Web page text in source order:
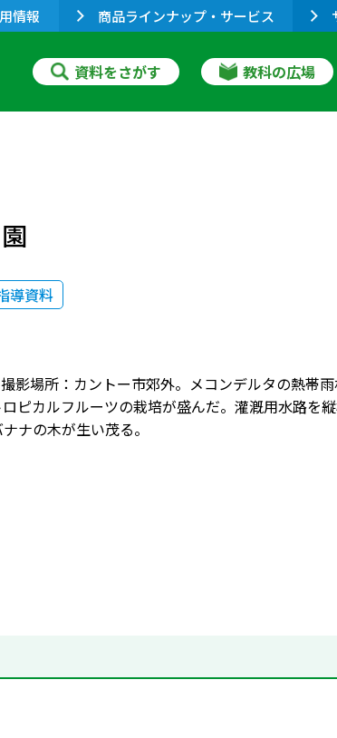
情報 商品ラインナップ・サービス
資料をさがす 教科の広場
導資料
影場所：カントー市郊外。メコンデルタの熱帯
ピカルフルーツの栽培が盛んだ。灌漑用水路を
ナの木が生い茂る。